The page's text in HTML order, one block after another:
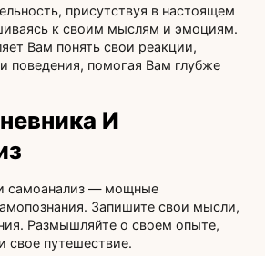
присутствуя в настоящем
к своим мыслям и эмоциям.
Вам понять свои реакции,
поведения, помогая Вам глубже
И
самоанализ — мощные
Запишите свои мысли,
Размышляйте о своем опыте,
свое путешествие.